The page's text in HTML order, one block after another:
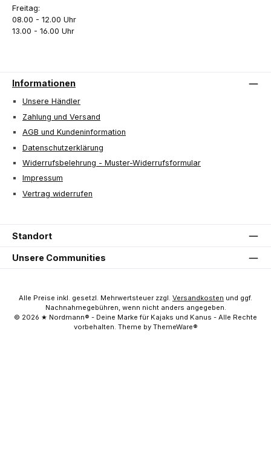
Freitag:
08.00 - 12.00 Uhr
13.00 - 16.00 Uhr
Informationen
Unsere Händler
Zahlung und Versand
AGB und Kundeninformation
Datenschutzerklärung
Widerrufsbelehrung - Muster-Widerrufsformular
Impressum
Vertrag widerrufen
Standort
Unsere Communities
Alle Preise inkl. gesetzl. Mehrwertsteuer zzgl. Versandkosten und ggf.
Nachnahmegebühren, wenn nicht anders angegeben.
© 2026 ★ Nordmann® - Deine Marke für Kajaks und Kanus - Alle Rechte
vorbehalten. Theme by ThemeWare®